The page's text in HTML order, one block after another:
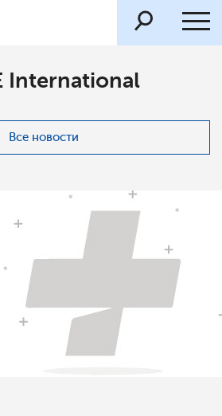
International
Все новости